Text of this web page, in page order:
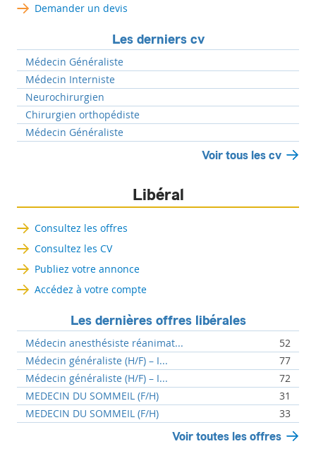
Demander un devis
Les derniers cv
Médecin Généraliste
Médecin Interniste
Neurochirurgien
Chirurgien orthopédiste
Médecin Généraliste
Voir tous les cv
Libéral
Consultez les offres
Consultez les CV
Publiez votre annonce
Accédez à votre compte
Les dernières offres libérales
Médecin anesthésiste réanimat...
52
Médecin généraliste (H/F) – I...
77
Médecin généraliste (H/F) – I...
72
MEDECIN DU SOMMEIL (F/H)
31
MEDECIN DU SOMMEIL (F/H)
33
Voir toutes les offres